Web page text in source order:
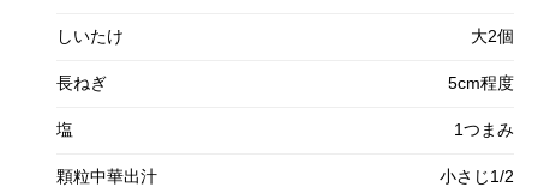
しいたけ 大2個
長ねぎ 5cm程度
塩 1つまみ
顆粒中華出汁 小さじ1/2